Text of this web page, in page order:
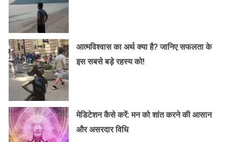
आत्मविश्वास का अर्थ क्या है? जानिए सफलता के
इस सबसे बड़े रहस्य को!
मेडिटेशन कैसे करें: मन को शांत करने की आसान
और असरदार विधि